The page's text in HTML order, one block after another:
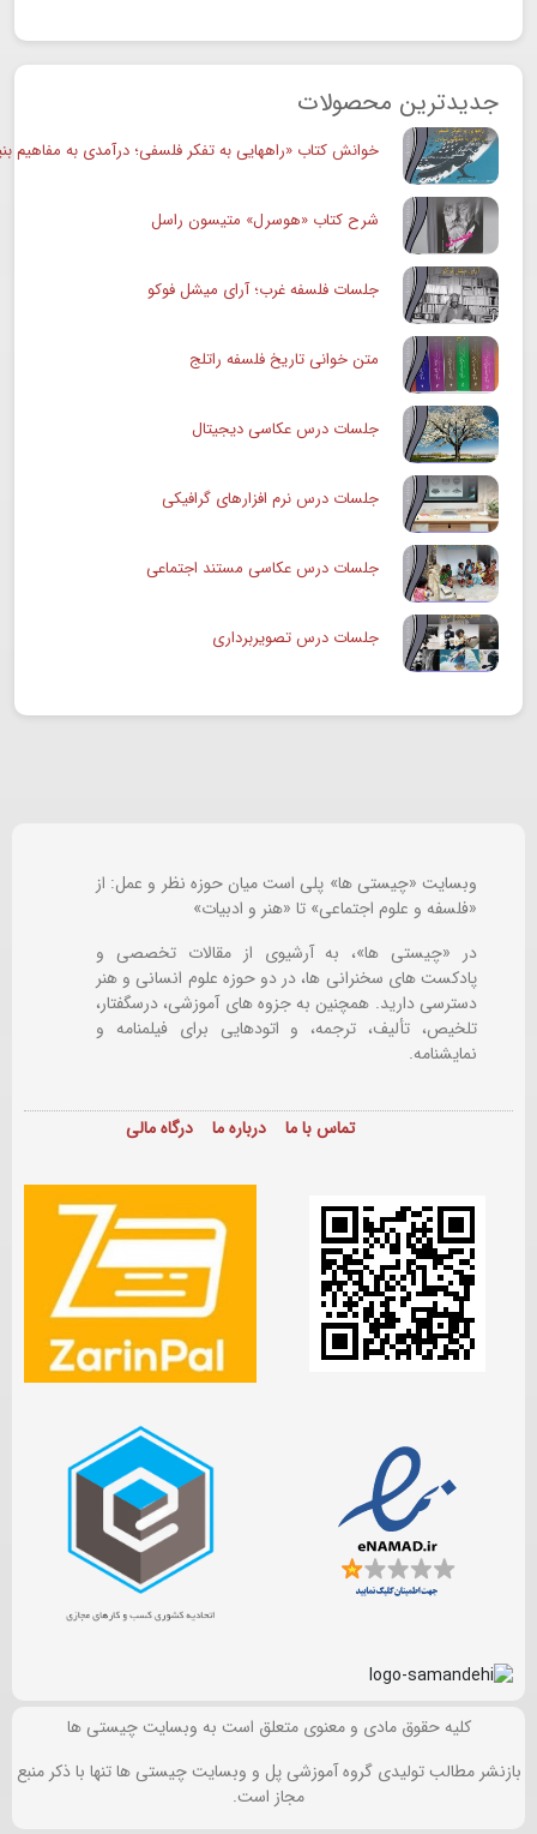
جدیدترین محصولات
خوانش کتاب «راههایی به تفکر فلسفی؛ درآمدی به مفاهیم
شرح کتاب «هوسرل» متیسون راسل
جلسات فلسفه غرب؛ آرای میشل فوکو
متن خوانی تاریخ فلسفه راتلج
جلسات درس عکاسی دیجیتال
جلسات درس نرم افزارهای گرافیکی
جلسات درس عکاسی مستند اجتماعی
جلسات درس تصویربرداری
وبسایت «چیستی ها» پلی است میان حوزه نظر و عمل: از
«فلسفه و علوم اجتماعی» تا «هنر و ادبیات»
در «چیستی ها»، به آرشیوی از مقالات تخصصی و
پادکست های سخنرانی ها، در دو حوزه علوم انسانی و هنر
دسترسی دارید. همچنین به جزوه های آموزشی، درسگفتار،
تلخیص، تألیف، ترجمه، و اتودهایی برایفیلمنامه و
نمایشنامه.
تماس با ما درباره ما درگاه مالی
کلیه حقوق مادی و معنوی متعلق است به وبسایت چیستی ها
بازنشر مطالب تولیدی گروه آموزشی پل و وبسایت چیستی ها تنها با ذکر منبع
مجاز است.